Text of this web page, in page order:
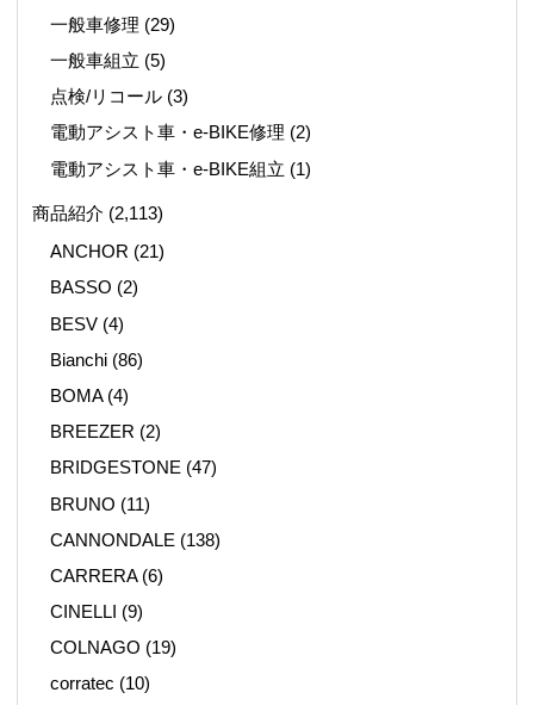
一般車修理 (29)
一般車組立 (5)
点検/リコール (3)
電動アシスト車・e-BIKE修理 (2)
電動アシスト車・e-BIKE組立 (1)
商品紹介 (2,113)
ANCHOR (21)
BASSO (2)
BESV (4)
Bianchi (86)
BOMA(4)
BREEZER (2)
BRIDGESTONE (47)
BRUNO (11)
CANNONDALE (138)
CARRERA(6)
CINELLI (9)
COLNAGO (19)
corratec (10)